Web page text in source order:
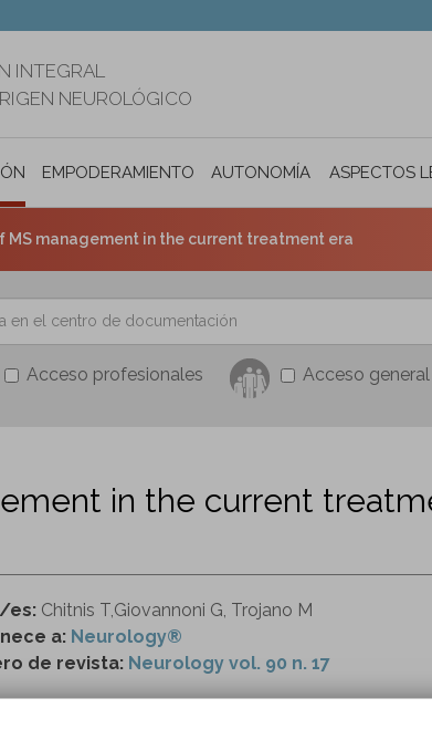
INTEGRAL
NEUROLÓGICO
EMPODERAMIENTO AUTONOMÍA PERSONAL E
ASPECTOS
MS management in the current treatment era
Acceso profesionales Acceso general
in the current
es: Chitnis T,Giovannoni G, Trojano M
a: Neurology®
de revista: Neurology vol. 90 n. 17